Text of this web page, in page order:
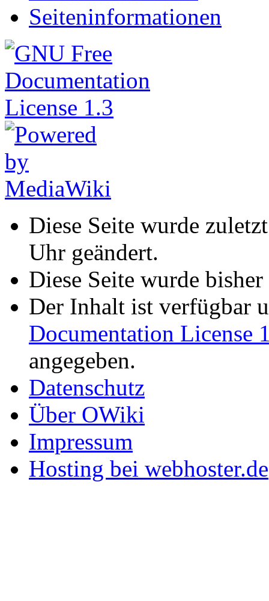
Seiteninformationen
Diese Seite wurde
Uhr geändert.
Diese Seite wurde
Der Inhalt ist verfügbar
Documentation License
angegeben.
Datenschutz
Über OWiki
Impressum
Hosting bei webhoster.de